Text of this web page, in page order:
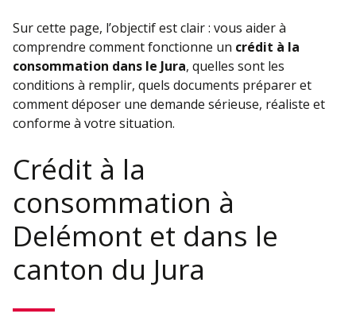
Sur cette page, l’objectif est clair : vous aider à
comprendre comment fonctionne un crédit à la
consommation dans le Jura, quelles sont les
conditions à remplir, quels documents préparer et
comment déposer une demande sérieuse, réaliste et
conforme à votre situation.
Crédit à la
consommation à
Delémont et dans le
canton du Jura